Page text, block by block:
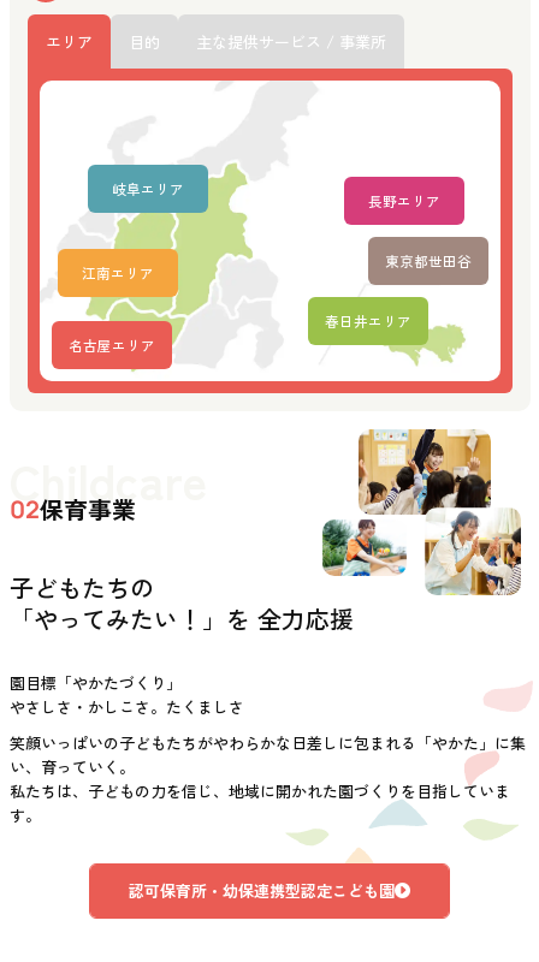
エリア 目的 主な提供サービス / 事業所
名古屋エリア
江南エリア
春日井エリア
岐阜エリア
長野エリア
東京都世田谷
Childcare
02保育事業
子どもたちの
「やってみたい！」を 全力応援
園目標「やかたづくり」
やさしさ・かしこさ。たくましさ
笑顔いっぱいの子どもたちがやわらかな日差しに包まれる「やかた」に集
い、育っていく。
私たちは、子どもの力を信じ、地域に開かれた園づくりを目指していま
す。
認可保育所・幼保連携型認定こども園